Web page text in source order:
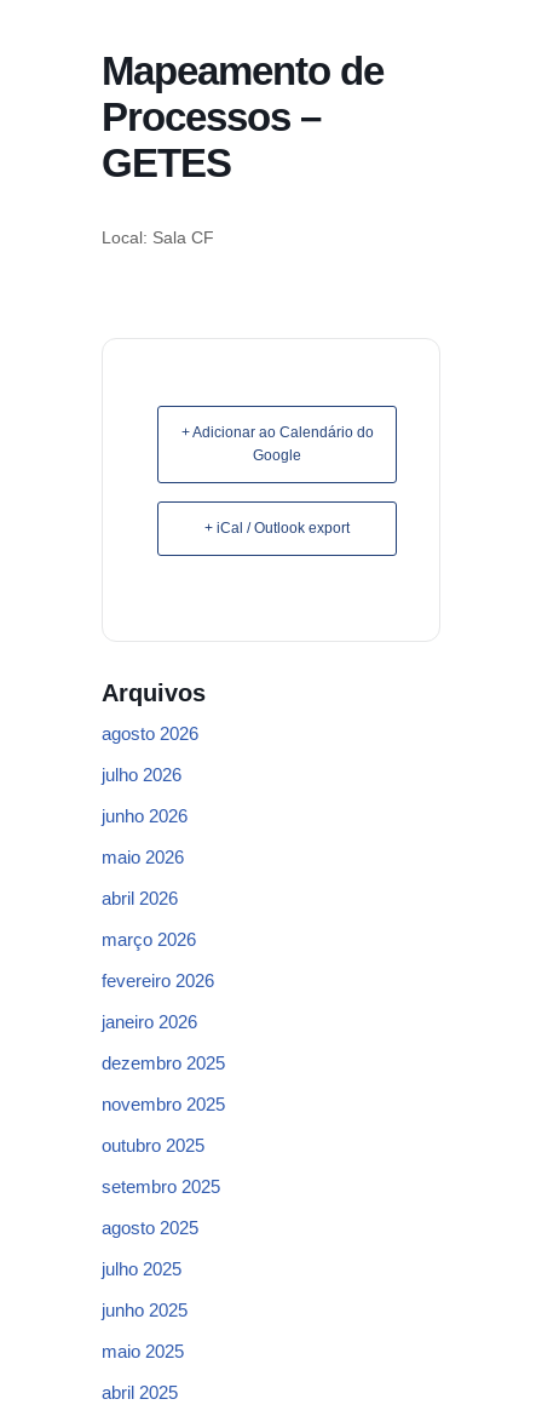
Mapeamento de
Processos –
GETES
Local: Sala CF
+ Adicionar ao Calendário do
Google
+ iCal / Outlook export
Arquivos
agosto 2026
julho 2026
junho 2026
maio 2026
abril 2026
março 2026
fevereiro 2026
janeiro 2026
dezembro 2025
novembro 2025
outubro 2025
setembro 2025
agosto 2025
julho 2025
junho 2025
maio 2025
abril 2025